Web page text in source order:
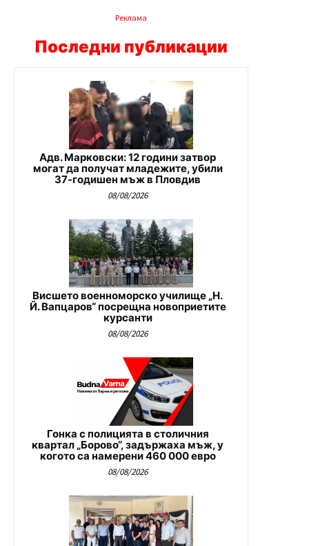
Реклама
Последни публикации
Адв. Марковски: 12 години затвор
могат да получат младежите, убили
37-годишен мъж в Пловдив
08/08/2026
Висшето военноморско училище „Н.
Й. Вапцаров“ посрещна новоприетите
курсанти
08/08/2026
Гонка с полицията в столичния
квартал „Борово“, задържаха мъж, у
когото са намерени 460 000 евро
08/08/2026